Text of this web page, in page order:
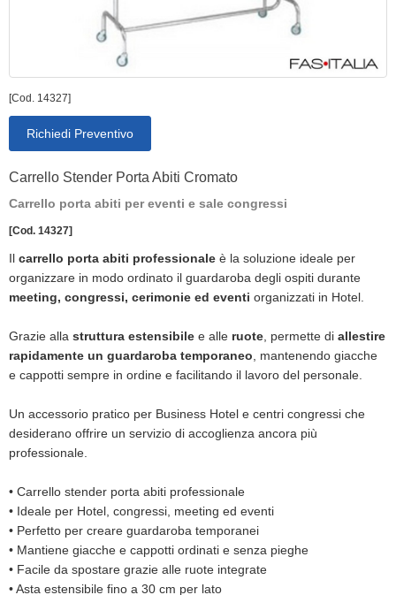
[Cod. 14327]
Richiedi Preventivo
Carrello Stender Porta Abiti Cromato
Carrello porta abiti per eventi e sale congressi
[Cod. 14327]
Il carrello porta abiti professionale è la soluzione ideale per
organizzare in modo ordinato il guardaroba degli ospiti durante
meeting, congressi, cerimonie ed eventi organizzati in Hotel.
Grazie alla struttura estensibile e alle ruote, permette di allestire
rapidamente un guardaroba temporaneo, mantenendo giacche
e cappotti sempre in ordine e facilitando il lavoro del personale.
Un accessorio pratico per Business Hotel e centri congressi che
desiderano offrire un servizio di accoglienza ancora più
professionale.
• Carrello stender porta abiti professionale
• Ideale per Hotel, congressi, meeting ed eventi
• Perfetto per creare guardaroba temporanei
• Mantiene giacche e cappotti ordinati e senza pieghe
• Facile da spostare grazie alle ruote integrate
•Asta estensibile fino a 30 cm per lato